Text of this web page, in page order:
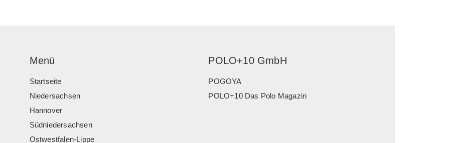
Menü
Startseite
Niedersachsen
Hannover
Südniedersachsen
Ostwestfalen-Lippe
POLO+10 GmbH
POGOYA
POLO+10 Das Polo Magazin